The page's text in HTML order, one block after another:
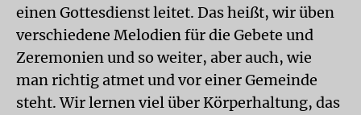
einen Gottesdienst leitet. Das heißt, wir üben
verschiedene Melodien für die Gebete und
Zeremonien und so weiter, aber auch, wie
man richtig atmet und vor einer Gemeinde
steht. Wir lernen viel über Körperhaltung, das